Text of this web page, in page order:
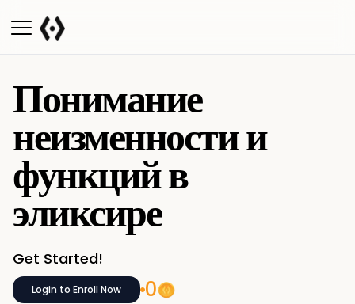
Понимание
неизменности и
функций в
эликсире
Get Started!
Login to Enroll Now 0